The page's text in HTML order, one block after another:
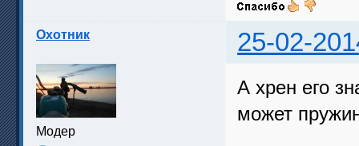
Охотник 25-02-
Модер
А хрен его
может